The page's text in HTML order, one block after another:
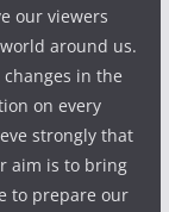
our viewers
around us.
in the
on every
strongly that
aim is to bring
to prepare our